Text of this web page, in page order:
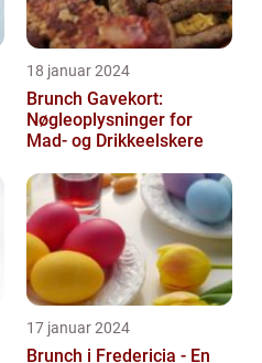
18 januar 2024
Brunch Gavekort:
Nøgleoplysninger for
Mad- og Drikkeelskere
17 januar 2024
Brunch i Fredericia - En